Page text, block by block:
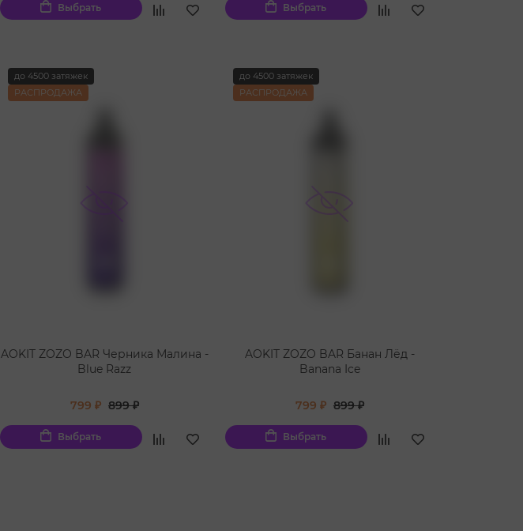
Выбрать Выбрать
до 4500 затяжек
РАСПРОДАЖА
AOKIT ZOZO BAR Черника Малина -
Blue Razz
799 ₽ 899 ₽
Выбрать
до 4500 затяжек
РАСПРОДАЖА
AOKIT ZOZO BAR Банан Лёд -
Banana Ice
799 ₽ 899 ₽
Выбрать